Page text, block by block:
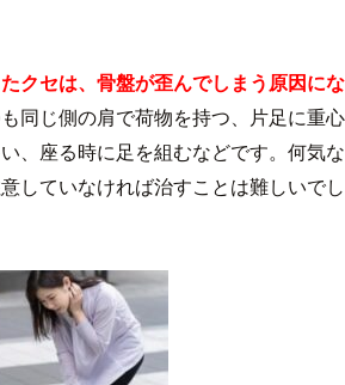
クセは、骨盤が歪んでしまう原因にな
同じ側の肩で荷物を持つ、片足に重心
、座る時に足を組むなどです。何気な
していなければ治すことは難しいでし